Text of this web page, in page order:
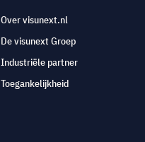
Over visunext.nl
De visunext Groep
Industriële partner
Toegankelijkheid